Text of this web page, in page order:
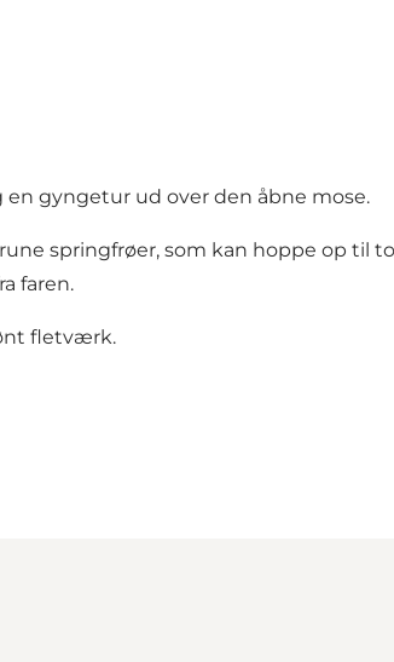
gyngetur ud over den åbne mose.
springfrøer, som kan hoppe op til
faren.
fletværk.